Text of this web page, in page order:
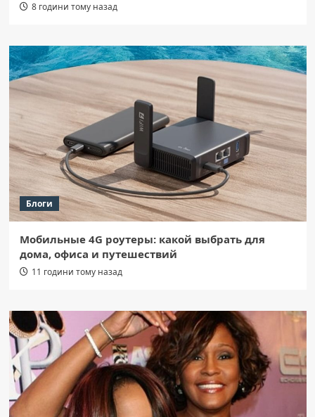
8 години тому назад
Блоги
Мобильные 4G роутеры: какой выбрать для
дома, офиса и путешествий
11 години тому назад